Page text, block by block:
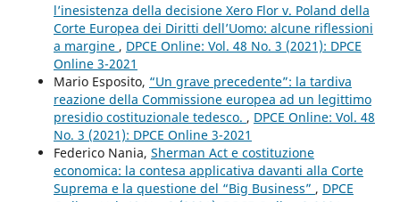
l’inesistenza della decisione Xero Flor v. Poland della
Corte Europea dei Diritti dell’Uomo: alcune riflessioni
a margine , DPCE Online: Vol. 48 No. 3 (2021): DPCE
Online 3-2021
Mario Esposito, “Un grave precedente”: la tardiva
reazione della Commissione europea ad un legittimo
presidio costituzionale tedesco. , DPCE Online: Vol. 48
No. 3 (2021): DPCE Online 3-2021
Federico Nania, Sherman Act e costituzione
economica: la contesa applicativa davanti alla Corte
Suprema e la questione del “Big Business” , DPCE